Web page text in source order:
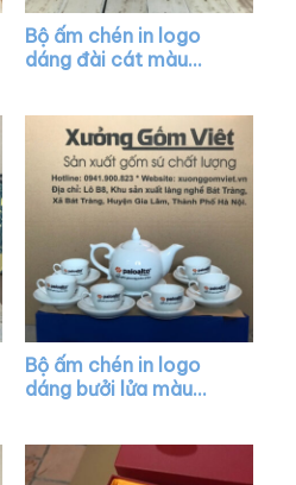
Bộ ấm chén in logo
dáng đài cát màu
AC10
Bộ ấm chén in logo
dáng bưởi lửa màu